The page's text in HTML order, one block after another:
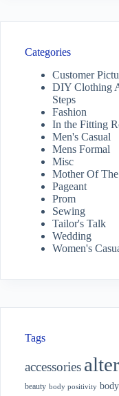
Categories
Customer
DIY Clothing
Steps
Fashion
In the Fitting
Men's Casual
Mens Formal
Misc
Mother Of
Pageant
Prom
Sewing
Tailor's Talk
Wedding
Women's
Tags
accessories
beauty body positivity